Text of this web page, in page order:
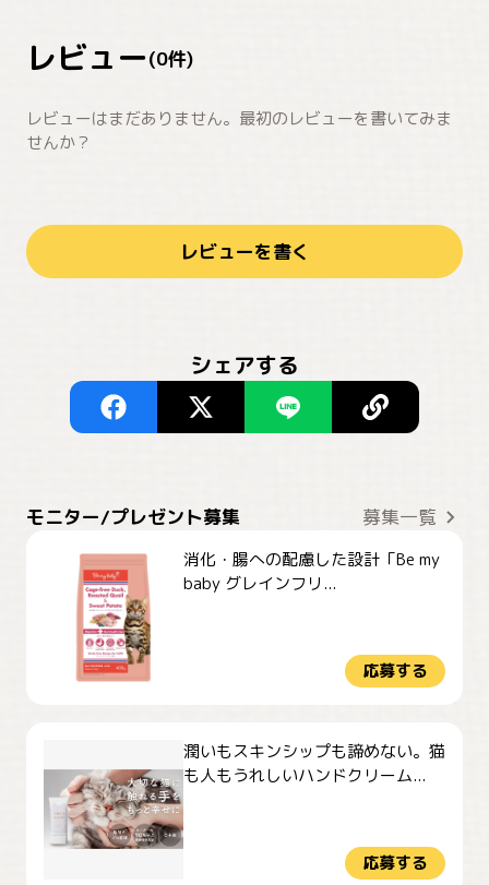
レビュー(0件)
レビューはまだありません。最初のレビューを書いてみま
せんか？
レビューを書く
シェアする
モニター/プレゼント募集 募集一覧
消化・腸への配慮した設計「Be my
baby グレインフリ...
応募する
潤いもスキンシップも諦めない。猫
も人もうれしいハンドクリーム...
応募する